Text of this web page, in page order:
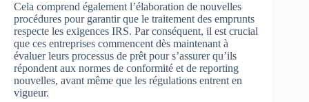
Cela comprend également l’élaboration de nouvelles
procédures pour garantir que le traitement des emprunts
respecte les exigences IRS. Par conséquent, il est crucial
que ces entreprises commencent dès maintenant à
évaluer leurs processus de prêt pour s’assurer qu’ils
répondent aux normes de conformité et de reporting
nouvelles, avant même que les régulations entrent en
vigueur.